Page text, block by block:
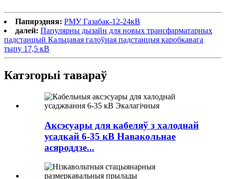
Папярэдняя: РМУ Газабак-12-24кВ
далей: Папулярны дызайн для новых трансфарматарных
падстанцый Кальцавая галоўная падстанцыя каробкавага
тыпу 17,5 кВ
Катэгорыі тавараў
Аксэсуары для кабеляў з халоднай
усадкай 6-35 кВ Навакольнае
асяроддзе...